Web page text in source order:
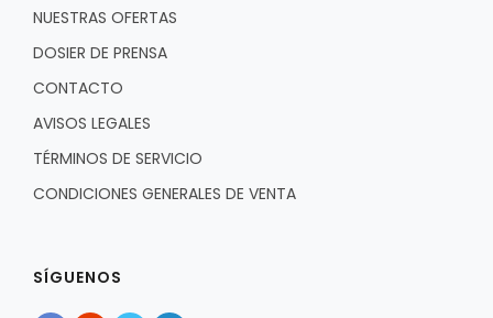
NUESTRAS OFERTAS
DOSIER DE PRENSA
CONTACTO
AVISOS LEGALES
TÉRMINOS DE SERVICIO
CONDICIONES GENERALES DE VENTA
SÍGUENOS